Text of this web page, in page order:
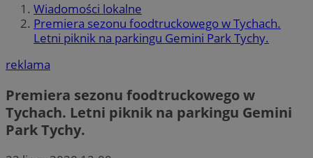
Wiadomości lokalne
Premiera sezonu foodtruckowego w Tychach.
Letni piknik na parkingu Gemini Park Tychy.
reklama
Premiera sezonu foodtruckowego w
Tychach. Letni piknik na parkingu Gemini
Park Tychy.